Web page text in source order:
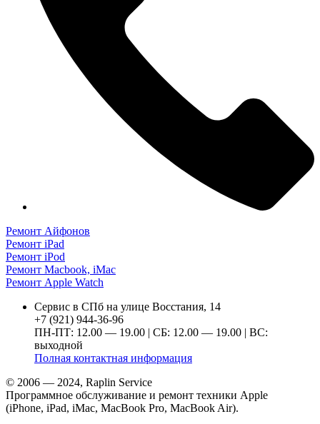
Ремонт Айфонов
Ремонт iPad
Ремонт iPod
Ремонт Macbook, iMac
Ремонт Apple Watch
Сервис в СПб на улице Восстания, 14
+7 (921) 944-36-96
ПН-ПТ: 12.00 — 19.00 | СБ: 12.00 — 19.00 | ВС:
выходной
Полная контактная информация
© 2006 — 2024, Raplin Service
Программное обслуживание и ремонт техники Apple
(iPhone, iPad, iMac, MacBook Pro, MacBook Air).